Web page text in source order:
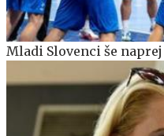
Mladi Slovenci še